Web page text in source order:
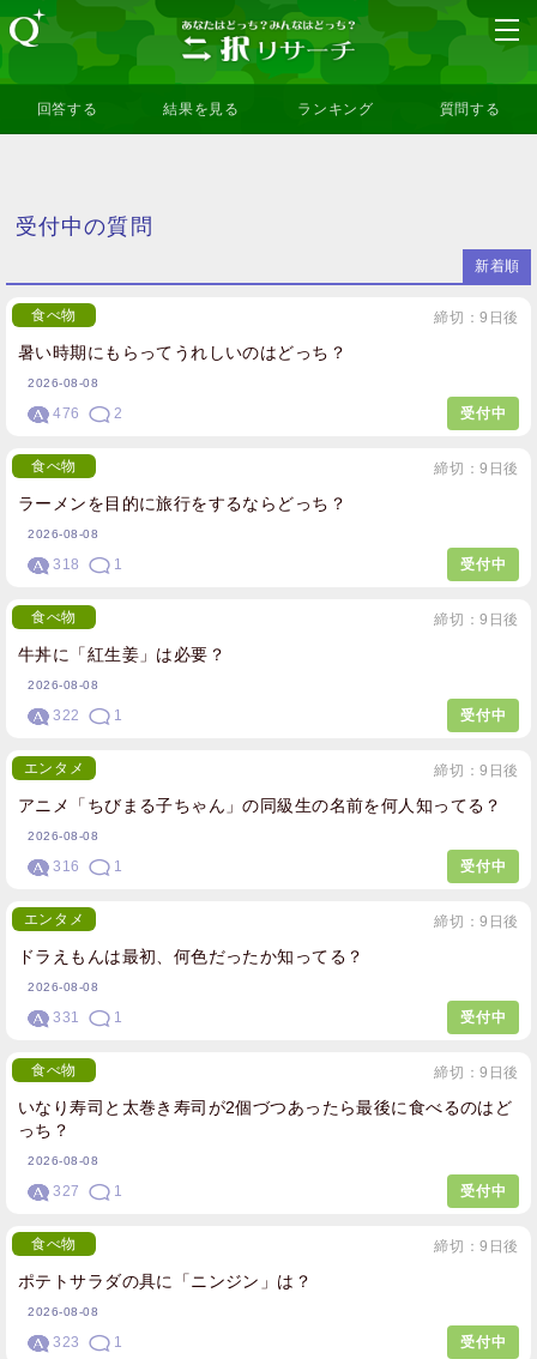
回答する 結果を見る ランキング 質問する
受付中の質問
新着順
暑い時期にもらってうれしいのはどっち？
締切：9日後
食べ物
2026-08-08
476 2 受付中
ラーメンを目的に旅行をするならどっち？
締切：9日後
食べ物
2026-08-08
318 1 受付中
牛丼に「紅生姜」は必要？
締切：9日後
食べ物
2026-08-08
322 1 受付中
アニメ「ちびまる子ちゃん」の同級生の名前を何人知ってる？
締切：9日後
エンタメ
2026-08-08
316 1 受付中
ドラえもんは最初、何色だったか知ってる？
締切：9日後
エンタメ
2026-08-08
331 1 受付中
いなり寿司と太巻き寿司が2個づつあったら最後に食べるのはど
っち？
締切：9日後
食べ物
2026-08-08
327 1 受付中
ポテトサラダの具に「ニンジン」は？
締切：9日後
食べ物
2026-08-08
323 1 受付中